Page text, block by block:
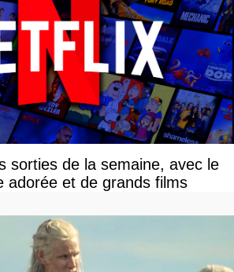
sorties de la semaine, avec le
adorée et de grands films